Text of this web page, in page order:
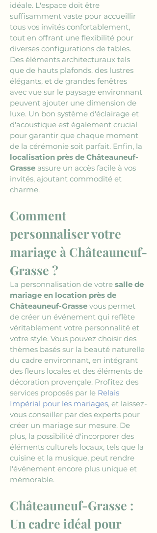
idéale. L'espace doit être
suffisamment vaste pour accueillir
tous vos invités confortablement,
tout en offrant une flexibilité pour
diverses configurations de tables.
Des éléments architecturaux tels
que de hauts plafonds, des lustres
élégants, et de grandes fenêtres
avec vue sur le paysage environnant
peuvent ajouter une dimension de
luxe. Un bon système d'éclairage et
d'acoustique est également crucial
pour garantir que chaque moment
de la cérémonie soit parfait. Enfin, la
localisation près de Châteauneuf-
Grasse assure un accès facile à vos
invités, ajoutant commodité et
charme.
Comment
personnaliser votre
mariage à Châteauneuf-
Grasse ?
La personnalisation de votre salle de
mariage en location près de
Châteauneuf-Grasse vous permet
de créer un événement qui reflète
véritablement votre personnalité et
votre style. Vous pouvez choisir des
thèmes basés sur la beauté naturelle
du cadre environnant, en intégrant
des fleurs locales et des éléments de
décoration provençale. Profitez des
services proposés par le Relais
Impérial pour les mariages, et laissez-
vous conseiller par des experts pour
créer un mariage sur mesure. De
plus, la possibilité d'incorporer des
éléments culturels locaux, tels que la
cuisine et la musique, peut rendre
l'événement encore plus unique et
mémorable.
Châteauneuf-Grasse :
Un cadre idéal pour